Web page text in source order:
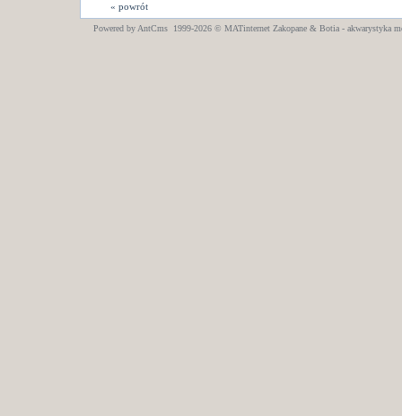
« powrót
Powered by AntCms 1999-2026 © MATinternet Zakopane& Botia - akwarystyka